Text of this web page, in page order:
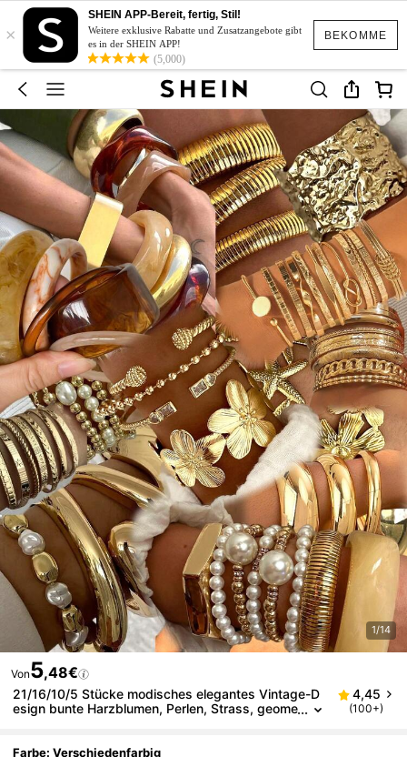
BEKOMME
×
SHEIN APP-Bereit, fertig, Stil!
Weitere exklusive Rabatte und Zusatzangebote gibt
es in der SHEIN APP!
(5,000)
1/14
Von5,48€
21/16/10/5 Stücke modisches elegantes Vintage-D
esign bunte Harzblumen, Perlen, Strass, geome
k, tägliches Tragen (zufällige Lieferung)
4,45
(100+)
Farbe: Verschiedenfarbig